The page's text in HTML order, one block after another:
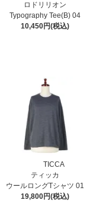
ロドリリオン
Typography Tee(B) 04
10,450円(税込)
TICCA
ティッカ
ウールロングTシャツ 01
19,800円(税込)